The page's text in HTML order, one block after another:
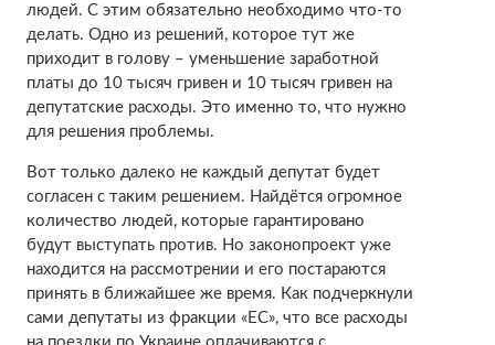
людей. С этим обязательно необходимо что-то
делать. Одно из решений, которое тут же
приходит в голову – уменьшение заработной
платы до 10 тысяч гривен и 10 тысяч гривен на
депутатские расходы. Это именно то, что нужно
для решения проблемы.
Вот только далеко не каждый депутат будет
согласен с таким решением. Найдётся огромное
количество людей, которые гарантировано
будут выступать против. Но законопроект уже
находится на рассмотрении и его постараются
принять в ближайшее же время. Как подчеркнули
сами депутаты из фракции «ЕС», что все расходы